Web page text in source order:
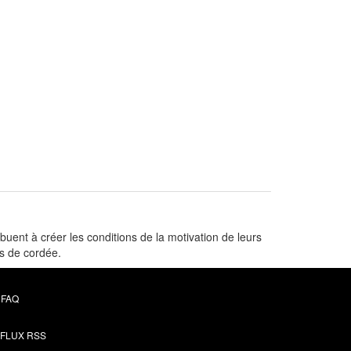
à créer les conditions de la motivation de leurs
de cordée.
FAQ
FLUX RSS